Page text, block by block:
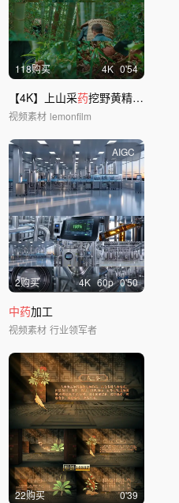
中药材创意实拍
118购买 4K 0'54
【4K】上山采药挖野黄精挖
视频素材 lemonfilm
灵芝
AIGC
2购买 4K 60p 0'50
中药加工
视频素材 行业领军者
22购买 0'39